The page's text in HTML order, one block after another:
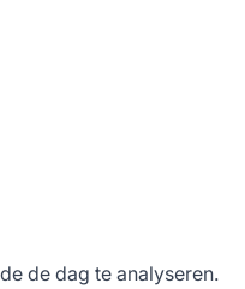
de dag te analyseren.